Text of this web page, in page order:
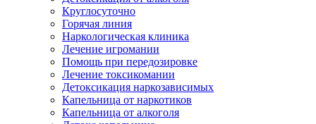
Круглосуточно
Горячая линия
Наркологическая клиника
Лечение игромании
Помощь при передозировке
Лечение токсикомании
Детоксикация наркозависимых
Капельница от наркотиков
Капельница от алкоголя